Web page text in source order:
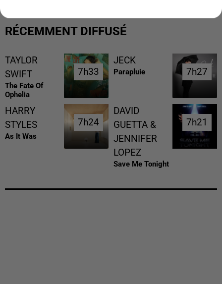
RÉCEMMENT DIFFUSÉ
TAYLOR
SWIFT
The Fate Of
Ophelia
7h33
7h33
JECK
Parapluie 7h27
7h27
HARRY
STYLES
As It Was
7h24
7h24
DAVID
GUETTA &
JENNIFER
LOPEZ
Save Me Tonight
7h21
7h21